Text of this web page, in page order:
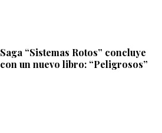
Saga “Sistemas Rotos” concluye
con un nuevo libro: “Peligrosos”